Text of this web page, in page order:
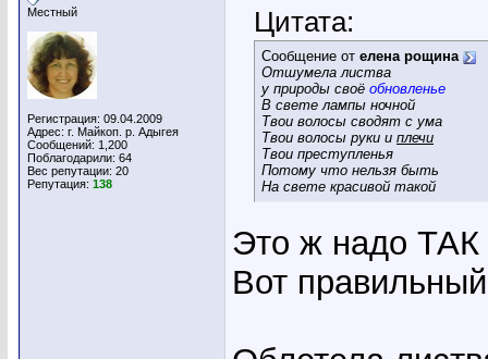
Местный
Регистрация: 09.04.2009
Адрес: г. Майкоп. р. Адыгея
Сообщений: 1,200
Поблагодарили: 64
Вес репутации: 20
Репутация: 138
Цитата:
Сообщение от елена рощина
Отшумела листва
у природы своё обновленье
В свете лампы ночной
Твои волосы сводят с ума
Твои волосы руки и плечи
Твои преступленья
Потому что нельзя быть
На свете красивой такой
Это ж надо ТАК
Вот